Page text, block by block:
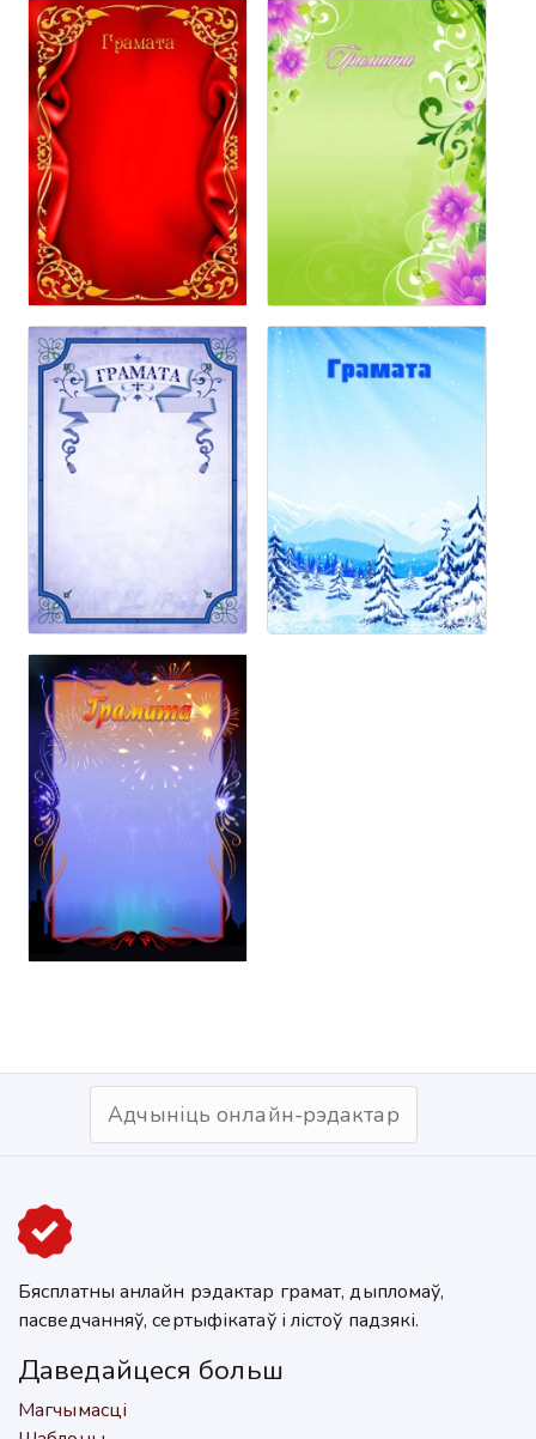
Адчыніць онлайн-рэдактар
Бясплатны анлайн рэдактар грамат, дыпломаў,
пасведчанняў, сертыфікатаў і лістоў падзякі.
Даведайцеся больш
Магчымасці